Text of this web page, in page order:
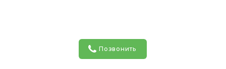
Позвонить